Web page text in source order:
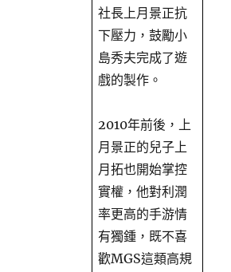
社長上月景正抗
下壓力，鼓勵小
島秀夫完成了遊
戲的製作。
2010年前後，上
月景正的兒子上
月拓也開始掌控
實權，他對利潤
率更高的手游情
有獨鍾，既不喜
歡MGS這類高規